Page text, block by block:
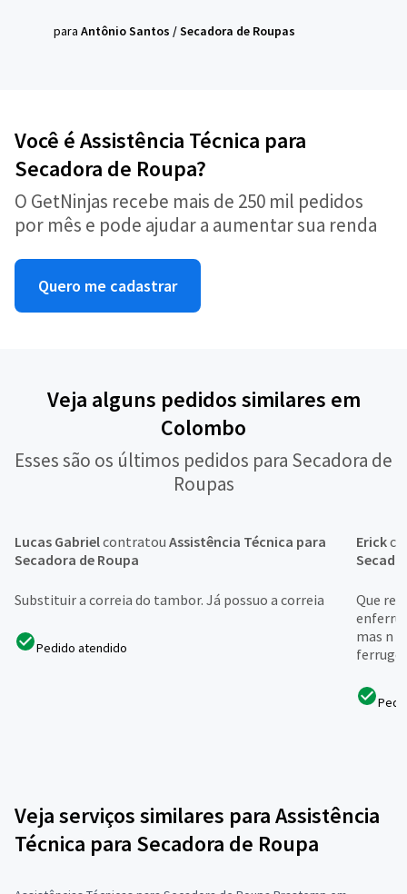
para Antônio Santos /Secadora de Roupas
Você é Assistência Técnica para
Secadora de Roupa?
O GetNinjas recebe mais de 250 mil pedidos
por mês e pode ajudar a aumentar sua renda
Quero me cadastrar
Veja alguns pedidos similares em
Colombo
Esses são os últimos pedidos para Secadora de
Roupas
Lucas Gabrielcontratou Assistência Técnica para
Secadora de Roupa
Substituir a correia do tambor. Já possuo a correia
Pedido atendido
Erick
Que
mas n
Veja serviços similares para Assistência
Técnica para Secadora de Roupa